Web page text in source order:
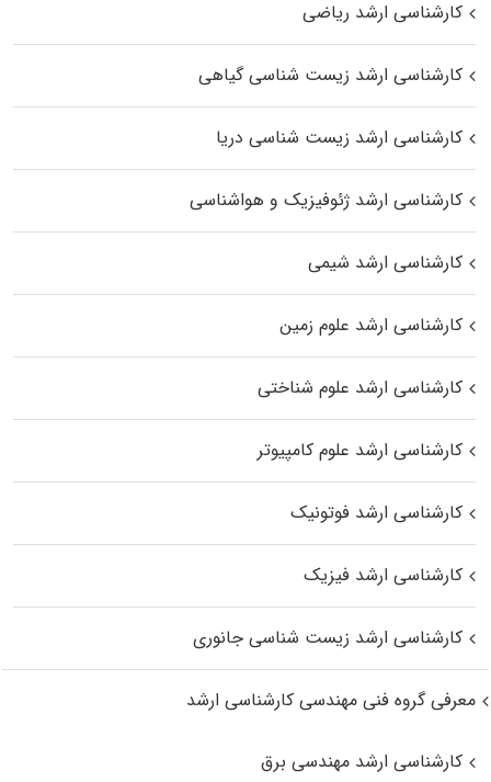
کارشناسی ارشد ریاضی
کارشناسی ارشد زیست‌ شناسی گیاهی
کارشناسی ارشد زیست‌ شناسی دریا
کارشناسی ارشد ژئوفیزیک و هواشناسی
کارشناسی ارشد شیمی
کارشناسی ارشد علوم زمین
کارشناسی ارشد علوم شناختی
کارشناسی ارشد علوم کامپیوتر
کارشناسی ارشد فوتونیک
کارشناسی ارشد فیزیک
کارشناسی ارشد زیست‌ شناسی جانوری
معرفی گروه فنی مهندسی کارشناسی ارشد
کارشناسی ارشد مهندسی برق